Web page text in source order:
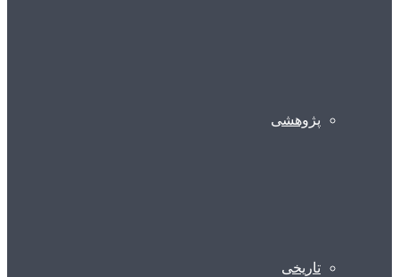
پژوهشی
تاریخی